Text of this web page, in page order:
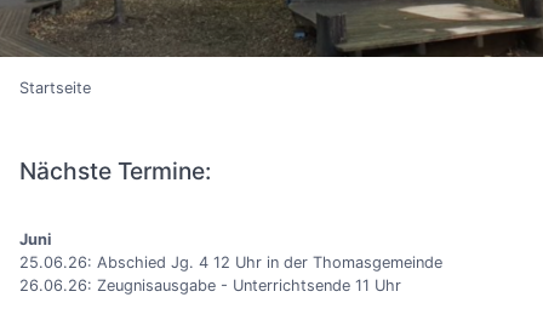
Startseite
Nächste Termine:
Juni
25.06.26: Abschied Jg. 4 12 Uhr in der Thomasgemeinde
26.06.26: Zeugnisausgabe - Unterrichtsende 11 Uhr